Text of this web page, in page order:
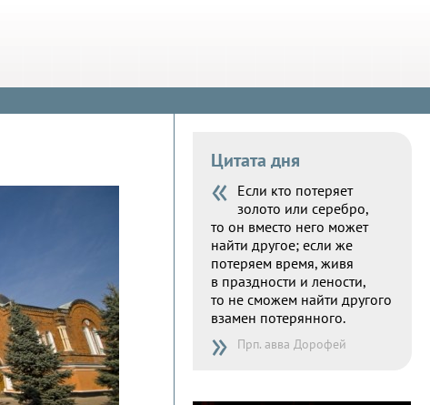
Цитата дня
« Если кто потеряет
золото или серебро,
то он вместо него может
найти другое; если же
потеряем время, живя
в праздности и лености,
то не сможем найти другого
взамен потерянного.
» Прп. авва Дорофей